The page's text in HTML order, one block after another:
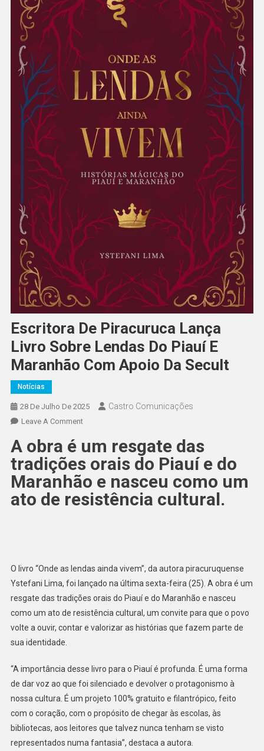
Escritora De Piracuruca Lança
Livro Sobre Lendas Do Piauí E
Maranhão Com Apoio Da Secult
Notícias
28 De Julho De 2025 Castro Comunicações
Leave A Comment
A obra é um resgate das
tradições orais do Piauí e do
Maranhão e nasceu como um
ato de resistência cultural.
O livro “Onde as lendas ainda vivem”, da autora piracuruquense
Ystefani Lima, foi lançado na última sexta-feira (25). A obra é um
resgate das tradições orais do Piauí e do Maranhão e nasceu
como um ato de resistência cultural, um convite para que o povo
volte a ouvir, contar e valorizar as histórias que fazem parte de
sua identidade.
“A importância desse livro para o Piauí é profunda. É uma forma
de dar voz ao que foi silenciado e devolver o protagonismo à
nossa cultura. É um projeto 100% gratuito e filantrópico, feito
com o coração, com o propósito de chegar às escolas, às
bibliotecas, aos leitores que talvez nunca tenham se visto
representados numa fantasia”, destaca a autora.